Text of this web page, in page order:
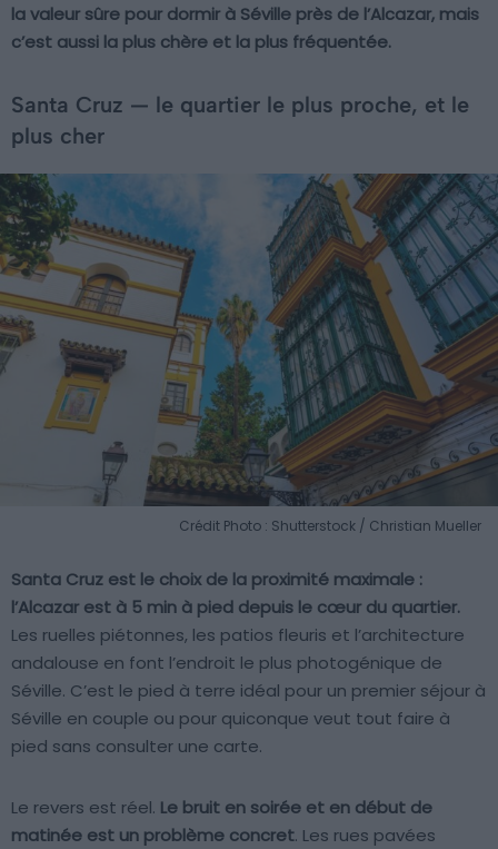
la valeur sûre pour dormir à Séville près de l’Alcazar, mais
c’est aussi la plus chère et la plus fréquentée.
Santa Cruz — le quartier le plus proche, et le
plus cher
Crédit Photo : Shutterstock / Christian Mueller
Santa Cruz est le choix de la proximité maximale :
l’Alcazar est à 5 min à pied depuis le cœur du quartier.
Les ruelles piétonnes, les patios fleuris et l’architecture
andalouse en font l’endroit le plus photogénique de
Séville. C’est le pied à terre idéal pour un premier séjour à
Séville en couple ou pour quiconque veut tout faire à
pied sans consulter une carte.
Le revers est réel. Le bruit en soirée et en début de
matinée est un problème concret. Les rues pavées